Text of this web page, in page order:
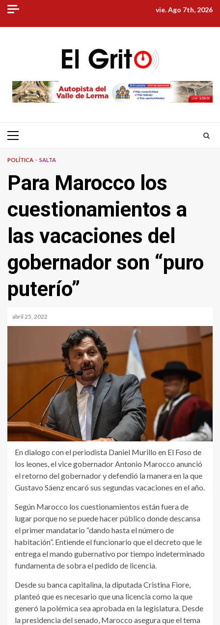
Skip
content
vie. Ago 7th, 2026
Primary
POLÍTICA SALTA
Para Marocco los
cuestionamientos a
las vacaciones del
gobernador son “puro
puterío”
abril 25, 2022
En dialogo con el periodista Daniel Murillo en El Foso de
los leones, el vice gobernador Antonio Marocco anunció
el retorno del gobernador y defendió la manera en la que
Gustavo Sáenz encaró sus segundas vacaciones en el año.
Según Marocco los cuestionamientos están fuera de
lugar porque no se puede hacer público donde descansa
el primer mandatario “dando hasta el número de
habitación”. Entiende el funcionario que el decreto que le
entrega el mando gubernativo por tiempo indeterminado
fundamenta de sobra el pedido de licencia.
Desde su banca capitalina, la diputada Cristina Fiore,
planteó que es necesario que una licencia como la que
generó la polémica sea aprobada en la legislatura. Desde
la presidencia del senado, Marocco asegura que el tema